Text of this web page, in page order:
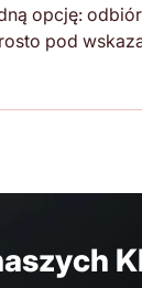
opcję:
pod